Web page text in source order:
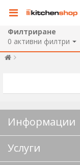
Филтриране
0 активни филтри
Информации
Услуги